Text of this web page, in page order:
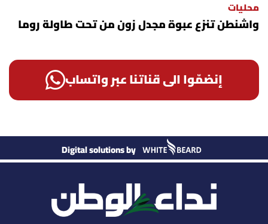
محليات
واشنطن تنزع عبوة مجدل زون من تحت طاولة روما
إنضمّوا الى قناتنا عبر واتساب
Digital solutions by